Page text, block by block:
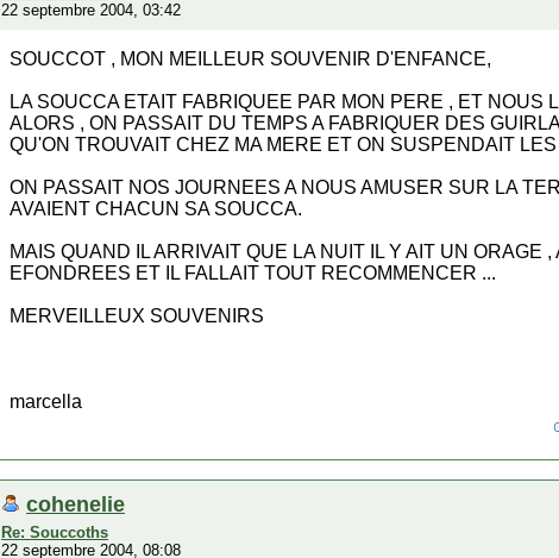
22 septembre 2004, 03:42
SOUCCOT , MON MEILLEUR SOUVENIR D'ENFANCE,
LA SOUCCA ETAIT FABRIQUEE PAR MON PERE , ET
ALORS , ON PASSAIT DU TEMPS A FABRIQUER DES
QU'ON TROUVAIT CHEZ MA MERE ET ON SUSPENDAIT
ON PASSAIT NOS JOURNEES A NOUS AMUSER SUR LA
AVAIENT CHACUN SA SOUCCA.
MAIS QUAND IL ARRIVAIT QUE LA NUIT IL Y AIT UN
EFONDREES ET IL FALLAIT TOUT RECOMMENCER ...
MERVEILLEUX SOUVENIRS
marcella
cohenelie
Re: Souccoths
22 septembre 2004, 08:08